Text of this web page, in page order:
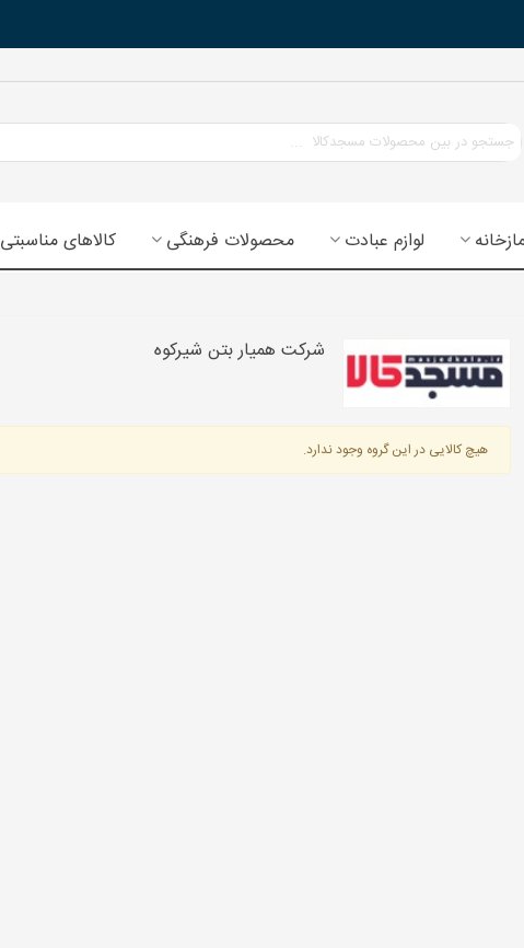
لوازم عبادت محصولات فرهنگی کالاهای مناسبتی
شرکت همیار بتن شیرکوه
هیچ کالایی در این گروه وجود ندارد.